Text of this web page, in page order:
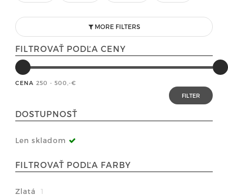
MORE FILTERS
FILTROVAŤ PODĽA CENY
CENA 250 - 500 ,-€
DOSTUPNOSŤ
Len skladom
FILTROVAŤ PODĽA FARBY
Zlatá 1